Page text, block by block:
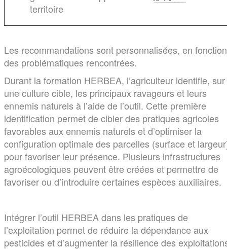
territoire
Les recommandations sont personnalisées, en fonction
des problématiques rencontrées.
Durant la formation HERBEA, l’agriculteur identifie, sur
une culture cible, les principaux ravageurs et leurs
ennemis naturels à l’aide de l’outil. Cette première
identification permet de cibler des pratiques agricoles
favorables aux ennemis naturels et d’optimiser la
configuration optimale des parcelles (surface et
pour favoriser leur présence. Plusieurs infrastructures
agroécologiques peuvent être créées et permettre de
favoriser ou d’introduire certaines espèces auxiliaires.
Intégrer l’outil HERBEA dans les pratiques de
l’exploitation permet de réduire la dépendance aux
pesticides et d’augmenter la résilience des